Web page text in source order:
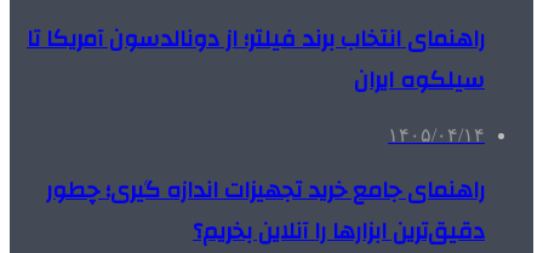
راهنمای انتخاب برند فیلتر؛ از دونالدسون آمریکا تا
سیلکوه ایران
۱۴۰۵/۰۴/۱۴
راهنمای جامع خرید تجهیزات اندازه گیری؛ چطور
دقیق‌ترین ابزارها را آنلاین بخریم؟